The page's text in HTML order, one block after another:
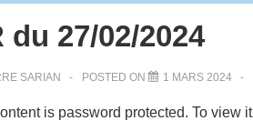
du 27/02/2024
SARIAN POSTED ON 1 MARS 2024
is password protected. To view